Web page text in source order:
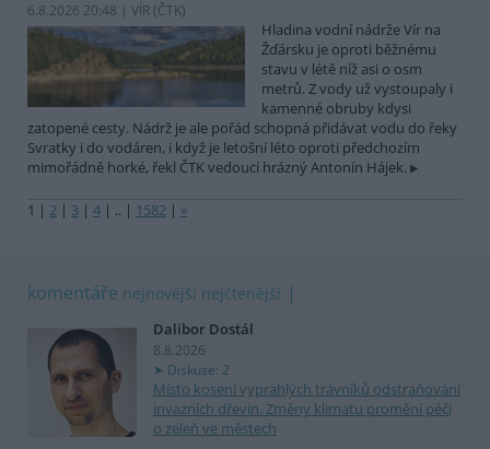
6.8.2026 20:48 | VÍR (ČTK)
Hladina vodní nádrže Vír na
Žďársku je oproti běžnému
stavu v létě níž asi o osm
metrů. Z vody už vystoupaly i
kamenné obruby kdysi
zatopené cesty. Nádrž je ale pořád schopná přidávat vodu do řeky
Svratky i do vodáren, i když je letošní léto oproti předchozím
mimořádně horké, řekl ČTK vedoucí hrázný Antonín Hájek.
1 | 2 | 3 | 4 | .. | 1582 | »
komentáře nejnovější nejčtenější
Dalibor Dostál
8.8.2026
Diskuse: 2
Místo kosení vyprahlých trávníků odstraňování
invazních dřevin. Změny klimatu promění péči
o zeleň ve městech